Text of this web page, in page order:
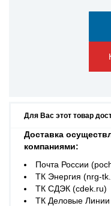
Для Вас этот товар
Доставка
компаниями:
Почта России
ТК Энергия (nrg-
ТК СДЭК (cdek.ru)
ТК Деловые Линии